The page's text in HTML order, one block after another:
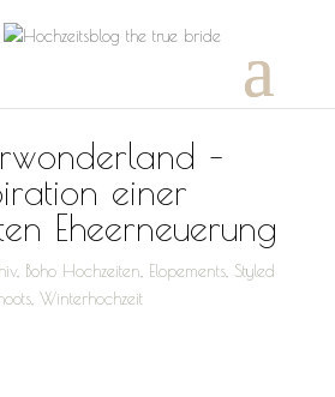
–
einer
Eheerneuerung
, Boho Hochzeiten Elopements, Styled
,Winterhochzeit